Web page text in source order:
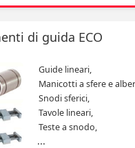
...
di guida ECO
Guide lineari,
Manicotti a sfere e
Snodi sferici,
Tavole lineari,
Teste a snodo,
...